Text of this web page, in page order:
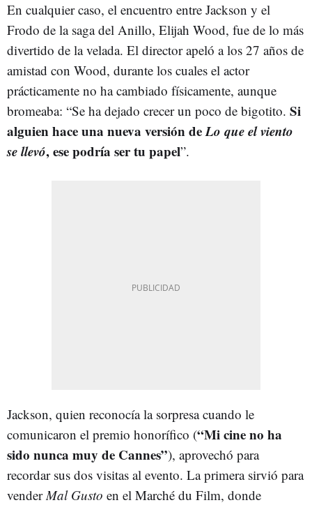
En cualquier caso, el encuentro entre Jackson y el
Frodo de la saga del Anillo, Elijah Wood, fue de lo más
divertido de la velada. El director apeló a los 27 años de
amistad con Wood, durante los cuales el actor
prácticamente no ha cambiado físicamente, aunque
bromeaba: “Se ha dejado crecer un poco de bigotito. Si
alguien hace una nueva versión deLo que el viento
se llevó, ese podría ser tu papel”.
Jackson, quien reconocía la sorpresa cuando le
comunicaron el premio honorífico (“Mi cine no ha
sido nunca muy de Cannes”), aprovechó para
recordar sus dos visitas al evento. La primera sirvió para
venderMal Gusto en el Marché du Film, donde